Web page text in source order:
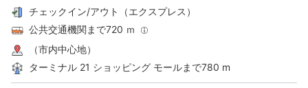
チェックイン/アウト（エクスプレス）
公共交通機関まで720 ｍ
（市内中心地）
ターミナル 21 ショッピング モールまで780 m